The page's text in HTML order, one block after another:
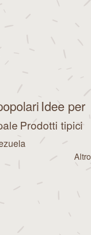
Idee per
Prodotti tipici
Altro